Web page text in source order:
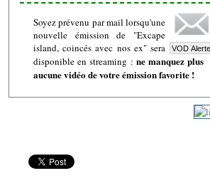
Soyez prévenu par mail lorsqu'une
nouvelle émission de "Excape
island, coincés avec nos ex" sera
disponible en streaming : ne manquez plus
aucune vidéo de votre émission favorite !